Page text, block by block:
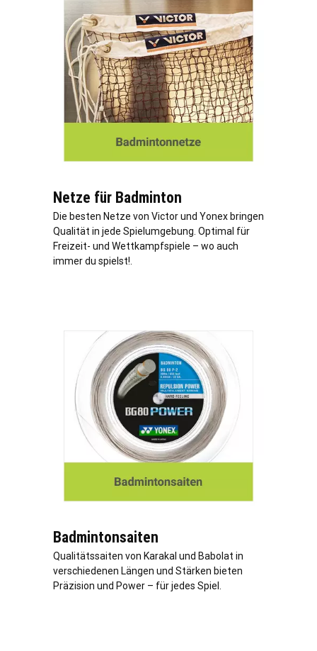
Netze für Badminton
Die besten Netze von Victor und Yonex bringen
Qualität in jede Spielumgebung. Optimal für
Freizeit- und Wettkampfspiele – wo auch
immer du spielst!.
Badmintonsaiten
Qualitätssaiten von Karakal und Babolat in
verschiedenen Längen und Stärken bieten
Präzision und Power – für jedes Spiel.